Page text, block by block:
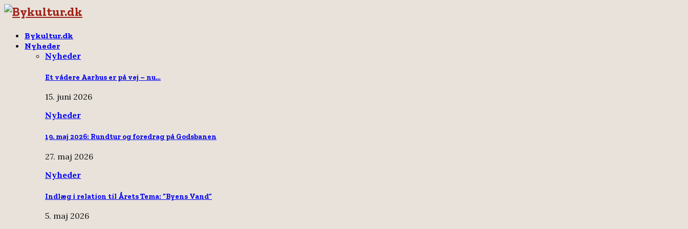
Bykultur.dk
Nyheder
Nyheder
Et vådere Aarhus er på vej – nu…
15. juni 2026
Nyheder
19. maj 2026: Rundtur og foredrag på Godsbanen
27. maj 2026
Nyheder
Indlæg i relation til Årets Tema: “Byens Vand”
5. maj 2026